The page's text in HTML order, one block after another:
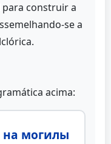
construir a
se a
acima:
на могилы